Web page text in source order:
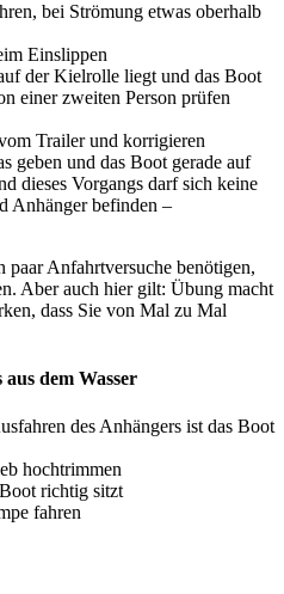
bei Strömung etwas oberhalb
Einslippen
der Kielrolle liegt und das Boot
einer zweiten Person prüfen
Trailer und korrigieren
geben und das Boot gerade auf
dieses Vorgangs darf sich keine
Anhänger befinden –
Anfahrtversuche benötigen,
Aber auch hier gilt: Übung macht
dass Sie von Mal zu Mal
dem Wasser
des Anhängers ist das Boot
hochtrimmen
richtig sitzt
fahren